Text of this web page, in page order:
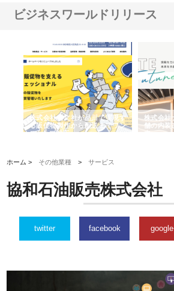
ビジネスワールドリリース
株式会社耕文社が品川で実現す
る販促物製作から配送までワン
ストップ対応
株式会社
舗の内装
由
ホーム > その他業種 >サービス
協和石油販売株式会社
twitter facebook